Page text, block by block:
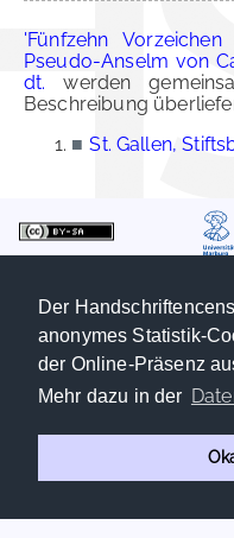
Der
anonymes Statistik-
der Online-Präsenz
Mehr dazu in der
'Fünfzehn
Pseudo-Anselm von
dt. werden
Beschreibung
■ St. Gallen,